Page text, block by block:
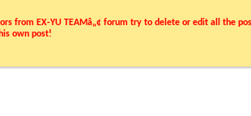
from EX-YU TEAMâ„¢ forum try to delete or edit all the
own post!